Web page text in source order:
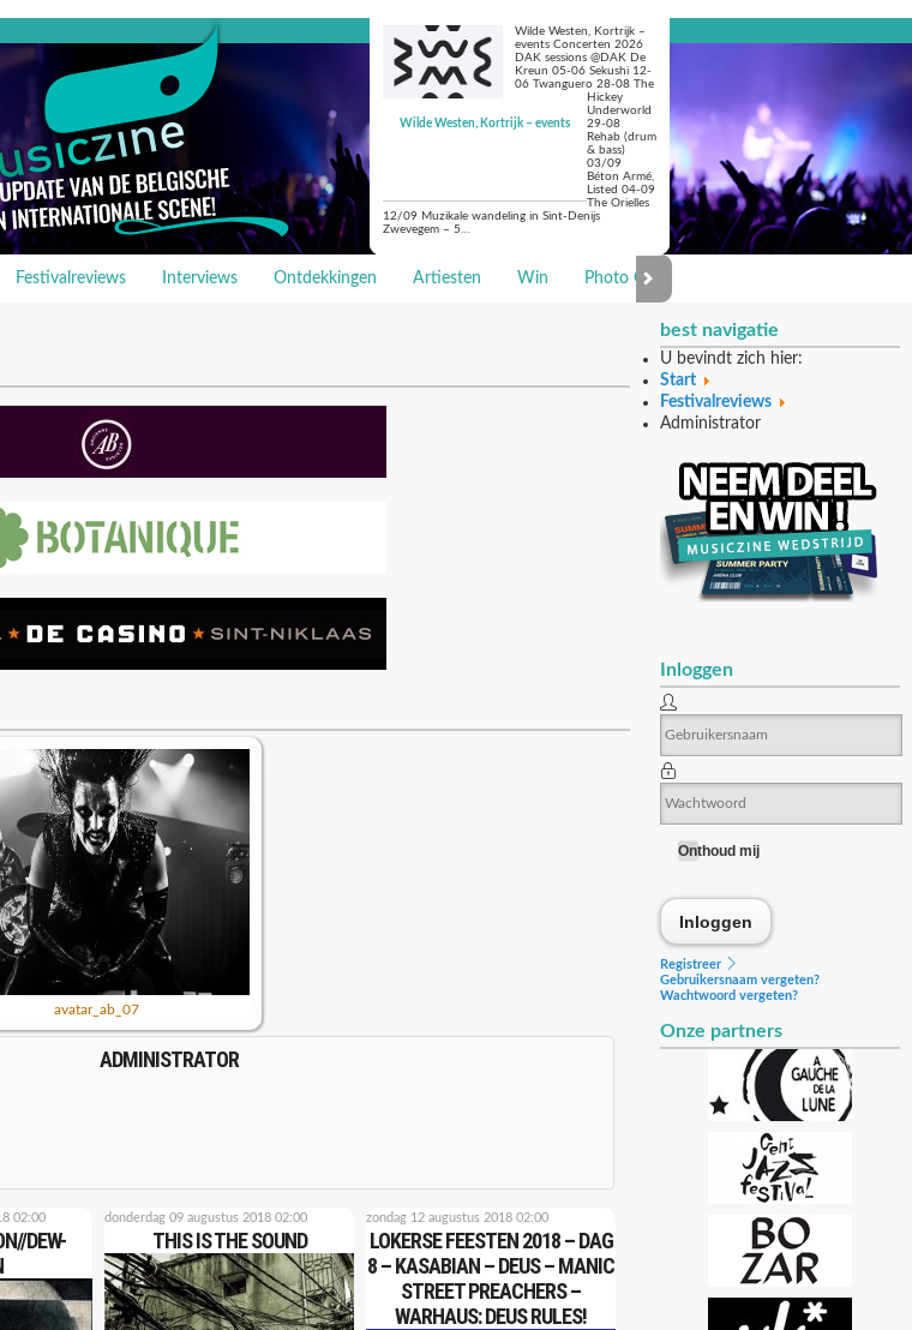
Wilde Westen, Kortrijk – events
Wilde Westen, Kortrijk –
events Concerten 2026
DAK sessions @DAK De
Kreun 05-06 Sekushi 12-
06 Twanguero 28-08 The
Hickey
Underworld
29-08
Rehab (drum
& bass)
03/09
Béton Armé,
Listed 04-09
The Orielles
12/09 Muzikale wandeling in Sint-Denijs
Zwevegem – 5…
Festivalreviews Interviews Ontdekkingen Artiesten Win Photo Galerie
best navigatie
U bevindt zich hier:
Start
Festivalreviews
Administrator
Inloggen
Onthoud mij
Inloggen
Registreer
Gebruikersnaam vergeten?
Wachtwoord vergeten?
Onze partners
avatar_ab_07
ADMINISTRATOR
02:00
DEW-
donderdag 09 augustus 2018 02:00
THIS IS THE SOUND
zondag 12 augustus 2018 02:00
LOKERSE FEESTEN 2018 – DAG
8 – KASABIAN – DEUS – MANIC
STREET PREACHERS –
WARHAUS: DEUS RULES!